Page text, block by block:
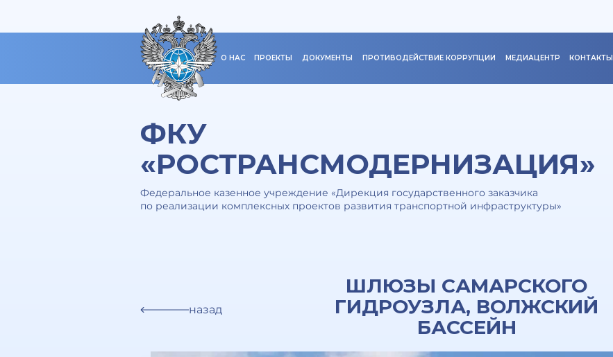
О НАС ПРОЕКТЫ ДОКУМЕНТЫ ПРОТИВОДЕЙСТВИЕ КОРРУПЦИИ МЕДИАЦЕНТР КОНТАКТЫ
ФКУ
«РОСТРАНСМОДЕРНИЗАЦИЯ»
Федеральное казенное учреждение «Дирекция государственного заказчика
по реализации комплексных проектов развития транспортной инфраструктуры»
назад
ШЛЮЗЫ САМАРСКОГО
ГИДРОУЗЛА, ВОЛЖСКИЙ
БАССЕЙН